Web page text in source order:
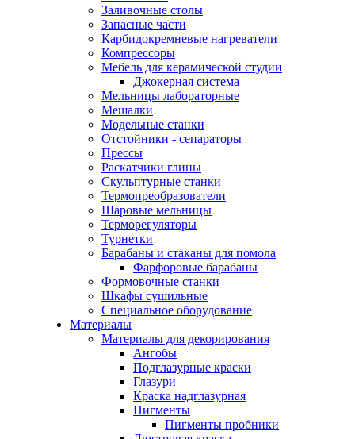
Заливочные столы
Запасные части
Карбидокремневые нагреватели
Компрессоры
Мебель для керамической студии
Джокерная система
Мельницы лабораторные
Мешалки
Модельные станки
Отстойники - сепараторы
Прессы
Раскатчики глины
Скульптурные станки
Термопреобразователи
Шаровые мельницы
Терморегуляторы
Турнетки
Барабаны и стаканы для помола
Фарфоровые барабаны
Формовочные станки
Шкафы сушильные
Специальное оборудование
Материалы
Материалы для декорирования
Ангобы
Подглазурные краски
Глазури
Краска надглазурная
Пигменты
Пигменты пробники